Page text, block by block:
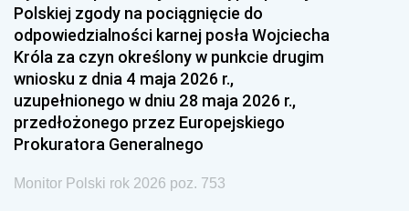
Polskiej zgody na pociągnięcie do
odpowiedzialności karnej posła Wojciecha
Króla za czyn określony w punkcie drugim
wniosku z dnia 4 maja 2026 r.,
uzupełnionego w dniu 28 maja 2026 r.,
przedłożonego przez Europejskiego
Prokuratora Generalnego
Monitor Polski rok 2026 poz. 753